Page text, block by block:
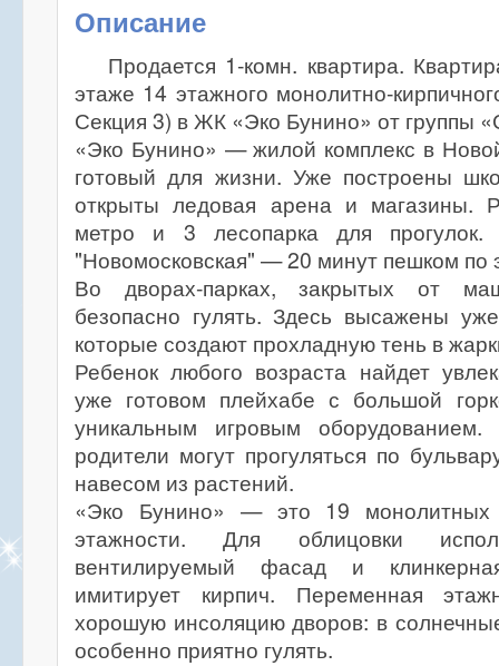
Описание
Продается 1-комн. квартира.
этаже 14 этажного монолитно-
Секция 3) в ЖК «Эко Бунино» от группы
«Эко Бунино» — жилой комплекс в
готовый для жизни. Уже построены
открыты ледовая арена и
метро и 3 лесопарка для
"Новомосковская" — 20 минут пешком по
Во дворах-парках, закрытых от
безопасно гулять. Здесь высажены
которые создают прохладную тень в
Ребенок любого возраста найдет
уже готовом плейхабе с большой
уникальным игровым
родители могут прогуляться по
навесом из растений.
«Эко Бунино» — это 19 монолитных
этажности. Для облицовки
вентилируемый фасад и
имитирует кирпич. Переменная
хорошую инсоляцию дворов: в
особенно приятно гулять.